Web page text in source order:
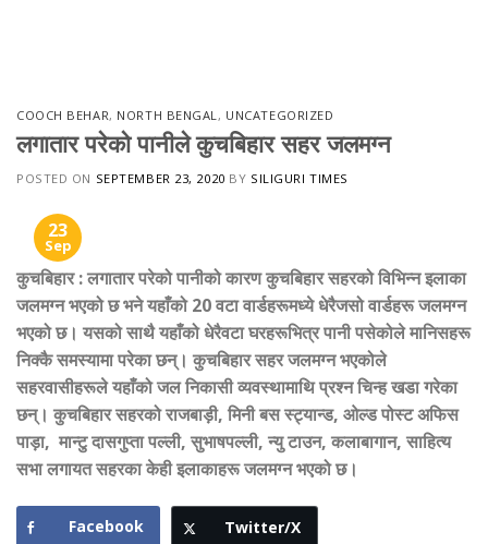
COOCH BEHAR, NORTH BENGAL, UNCATEGORIZED
लगातार परेको पानीले कुचबिहार सहर जलमग्न
POSTED ON SEPTEMBER 23, 2020 BY SILIGURI TIMES
23
Sep
कुचबिहार:लगातार परेको पानीको कारण कुचबिहार सहरको विभिन्न इलाका
जलमग्न भएको छ भने यहाँको 20 वटा वार्डहरूमध्ये धेरैजसो वार्डहरू जलमग्न
भएको छ। यसको साथै यहाँको धेरैवटा घरहरूभित्र पानी पसेकोले मानिसहरू
निक्कै समस्यामा परेका छन्। कुचबिहार सहर जलमग्न भएकोले
सहरवासीहरूले यहाँको जल निकासी व्यवस्थामाथि प्रश्न चिन्ह खडा गरेका
छन्। कुचबिहार सहरको राजबाड़ी, मिनी बस स्ट्यान्ड, ओल्ड पोस्ट अफिस
पाड़ा, मान्टु दासगुप्ता पल्ली, सुभाषपल्ली, न्यु टाउन, कलाबागान, साहित्य
सभा लगायत सहरका केही इलाकाहरू जलमग्न भएको छ।
Facebook Twitter/X